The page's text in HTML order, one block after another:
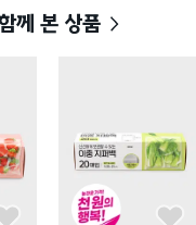
께 본 상품